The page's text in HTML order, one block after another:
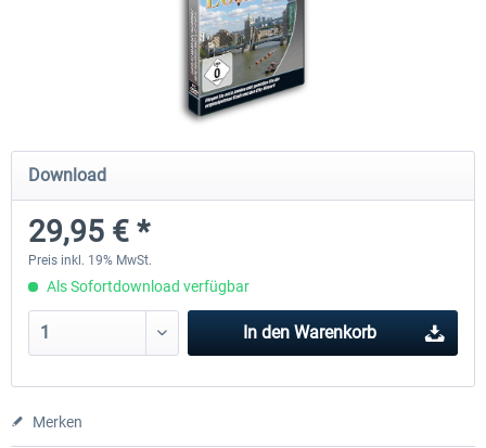
Airbus A320/A321
42,33 € *
Airbus Bundle
Download
29,95 € *
Preis inkl. 19% MwSt.
Als Sofortdownload verfügbar
In den Warenkorb
Merken